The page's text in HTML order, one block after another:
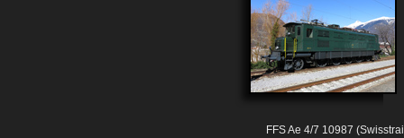
FFS Ae 4/7 10987